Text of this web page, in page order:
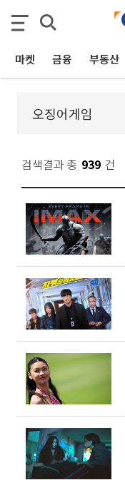
마켓 금융 부동산
검색결과 총 939 건